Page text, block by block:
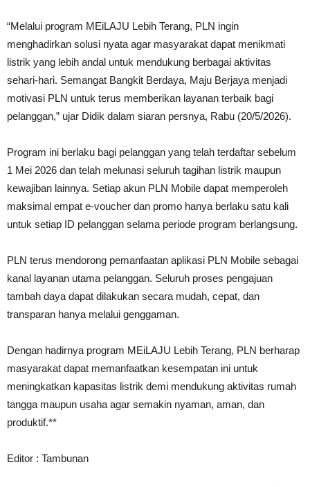
“Melalui program MEiLAJU Lebih Terang, PLN ingin
menghadirkan solusi nyata agar masyarakat dapat menikmati
listrik yang lebih andal untuk mendukung berbagai aktivitas
sehari-hari. Semangat Bangkit Berdaya, Maju Berjaya menjadi
motivasi PLN untuk terus memberikan layanan terbaik bagi
pelanggan,” ujar Didik dalam siaran persnya, Rabu (20/5/2026).
Program ini berlaku bagi pelanggan yang telah terdaftar sebelum
1 Mei 2026 dan telah melunasi seluruh tagihan listrik maupun
kewajiban lainnya. Setiap akun PLN Mobile dapat memperoleh
maksimal empat e-voucher dan promo hanya berlaku satu kali
untuk setiap ID pelanggan selama periode program berlangsung.
PLN terus mendorong pemanfaatan aplikasi PLN Mobile sebagai
kanal layanan utama pelanggan. Seluruh proses pengajuan
tambah daya dapat dilakukan secara mudah, cepat, dan
transparan hanya melalui genggaman.
Dengan hadirnya program MEiLAJU Lebih Terang, PLN berharap
masyarakat dapat memanfaatkan kesempatan ini untuk
meningkatkan kapasitas listrik demi mendukung aktivitas rumah
tangga maupun usaha agar semakin nyaman, aman, dan
produktif.**
Editor : Tambunan